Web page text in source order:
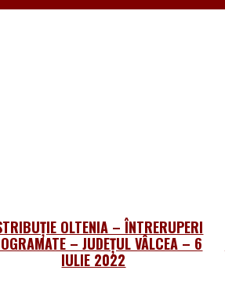
OLTENIA – ÎNTRERUPERI
– JUDEȚUL VÂLCEA – 6
IULIE 2022